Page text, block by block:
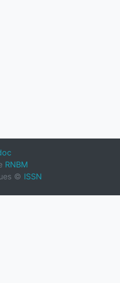
RNBM
© ISSN